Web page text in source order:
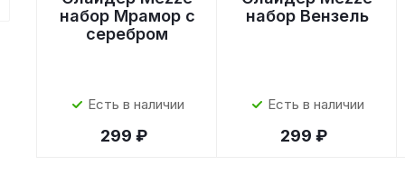
набор Мрамор с
серебром
Есть в наличии
299 ₽
набор Вензель
Есть в наличии
299 ₽